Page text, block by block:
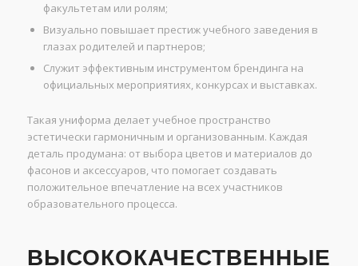
факультетам или ролям;
Визуально повышает престиж учебного заведения в
глазах родителей и партнеров;
Служит эффективным инструментом брендинга на
официальных мероприятиях, конкурсах и выставках.
Такая униформа делает учебное пространство
эстетически гармоничным и организованным. Каждая
деталь продумана: от выбора цветов и материалов до
фасонов и аксессуаров, что помогает создавать
положительное впечатление на всех участников
образовательного процесса.
ВЫСОКОКАЧЕСТВЕННЫЕ